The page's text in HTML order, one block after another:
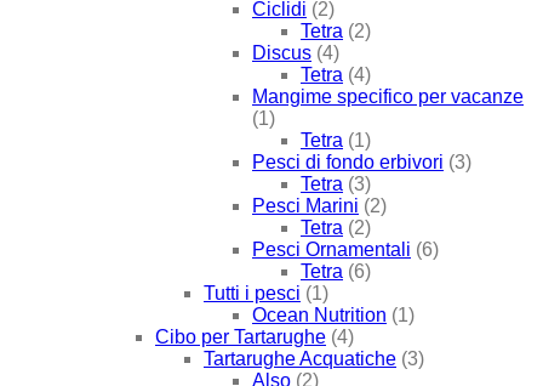
Ciclidi (2)
Tetra (2)
Discus (4)
Tetra (4)
Mangime specifico per vacanze
(1)
Tetra (1)
Pesci di fondo erbivori (3)
Tetra (3)
Pesci Marini (2)
Tetra (2)
Pesci Ornamentali (6)
Tetra (6)
Tutti i pesci (1)
Ocean Nutrition (1)
Cibo per Tartarughe (4)
Tartarughe Acquatiche (3)
Also (2)